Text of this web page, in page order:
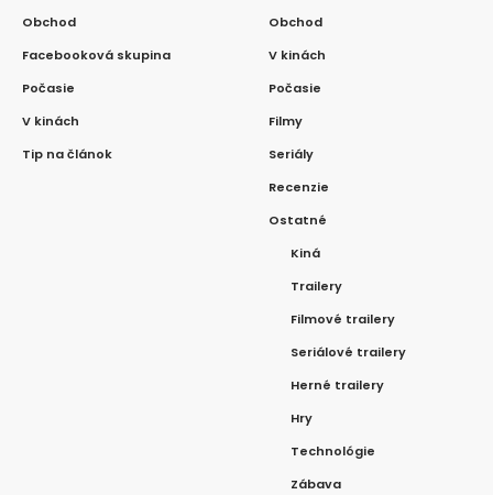
Obchod
Facebooková skupina
Počasie
V kinách
Tip na článok
Obchod
V kinách
Počasie
Filmy
Seriály
Recenzie
Ostatné
Kiná
Trailery
Filmové trailery
Seriálové trailery
Herné trailery
Hry
Technológie
Zábava